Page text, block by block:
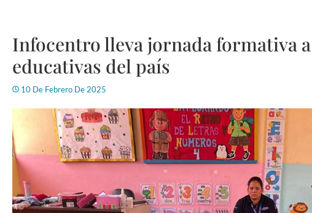
Infocentro lleva jornada formativa
educativas del país
10 De Febrero De 2025